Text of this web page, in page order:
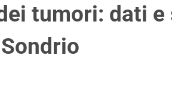
tumori: dati e